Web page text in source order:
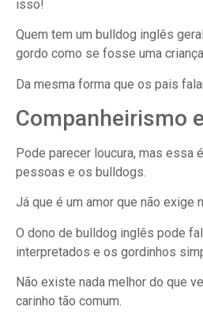
isso!
Quem tem um bulldog inglês
gordo como se fosse uma
Da mesma forma que os pais
Companheirismo
Pode parecer loucura, mas essa
pessoas e os bulldogs.
Já que é um amor que não exige
O dono de bulldog inglês pode
interpretados e os gordinhos
Não existe nada melhor do que
carinho tão comum.